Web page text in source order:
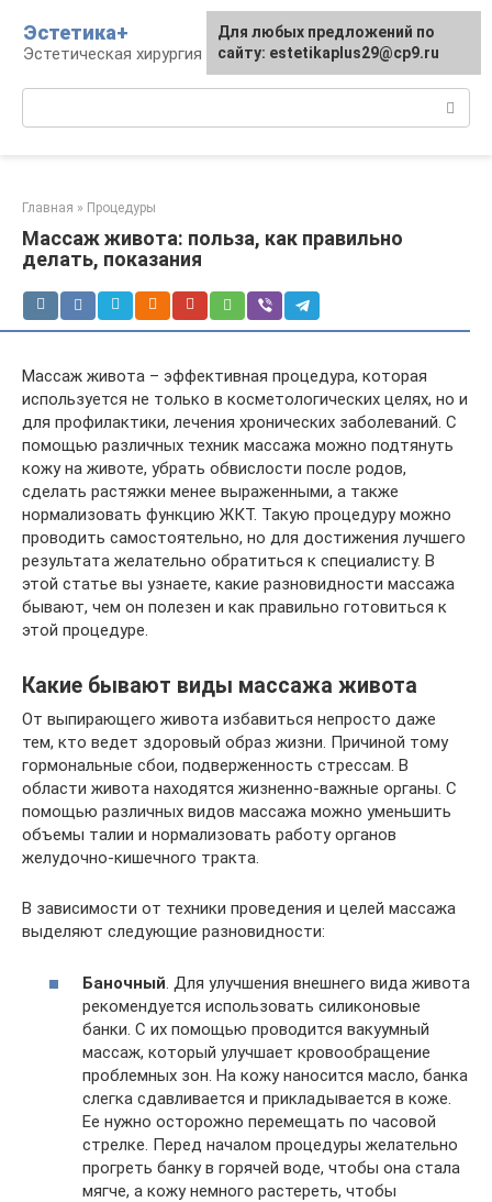
контенту
Эстетика+
Эстетическая хирургия и косметология
Главная » Процедуры
Массаж живота: польза, как правильно
делать, показания
Массаж живота – эффективная процедура, которая
используется не только в косметологических целях, но и
для профилактики, лечения хронических заболеваний. С
помощью различных техник массажа можно подтянуть
кожу на животе, убрать обвислости после родов,
сделать растяжки менее выраженными, а также
нормализовать функцию ЖКТ. Такую процедуру можно
проводить самостоятельно, но для достижения лучшего
результата желательно обратиться к специалисту. В
этой статье вы узнаете, какие разновидности массажа
бывают, чем он полезен и как правильно готовиться к
этой процедуре.
Какие бывают виды массажа живота
От выпирающего живота избавиться непросто даже
тем, кто ведет здоровый образ жизни. Причиной тому
гормональные сбои, подверженность стрессам. В
области живота находятся жизненно-важные органы. С
помощью различных видов массажа можно уменьшить
объемы талии и нормализовать работу органов
желудочно-кишечного тракта.
В зависимости от техники проведения и целей массажа
выделяют следующие разновидности:
Баночный . Для улучшения внешнего вида живота
рекомендуется использовать силиконовые
банки. С их помощью проводится вакуумный
массаж, который улучшает кровообращение
проблемных зон. На кожу наносится масло, банка
слегка сдавливается и прикладывается в коже.
Ее нужно осторожно перемещать по часовой
стрелке. Перед началом процедуры желательно
прогреть банку в горячей воде, чтобы она стала
мягче, а кожу немного растереть, чтобы
Для любых предложений по
сайту: estetikaplus29@cp9.ru